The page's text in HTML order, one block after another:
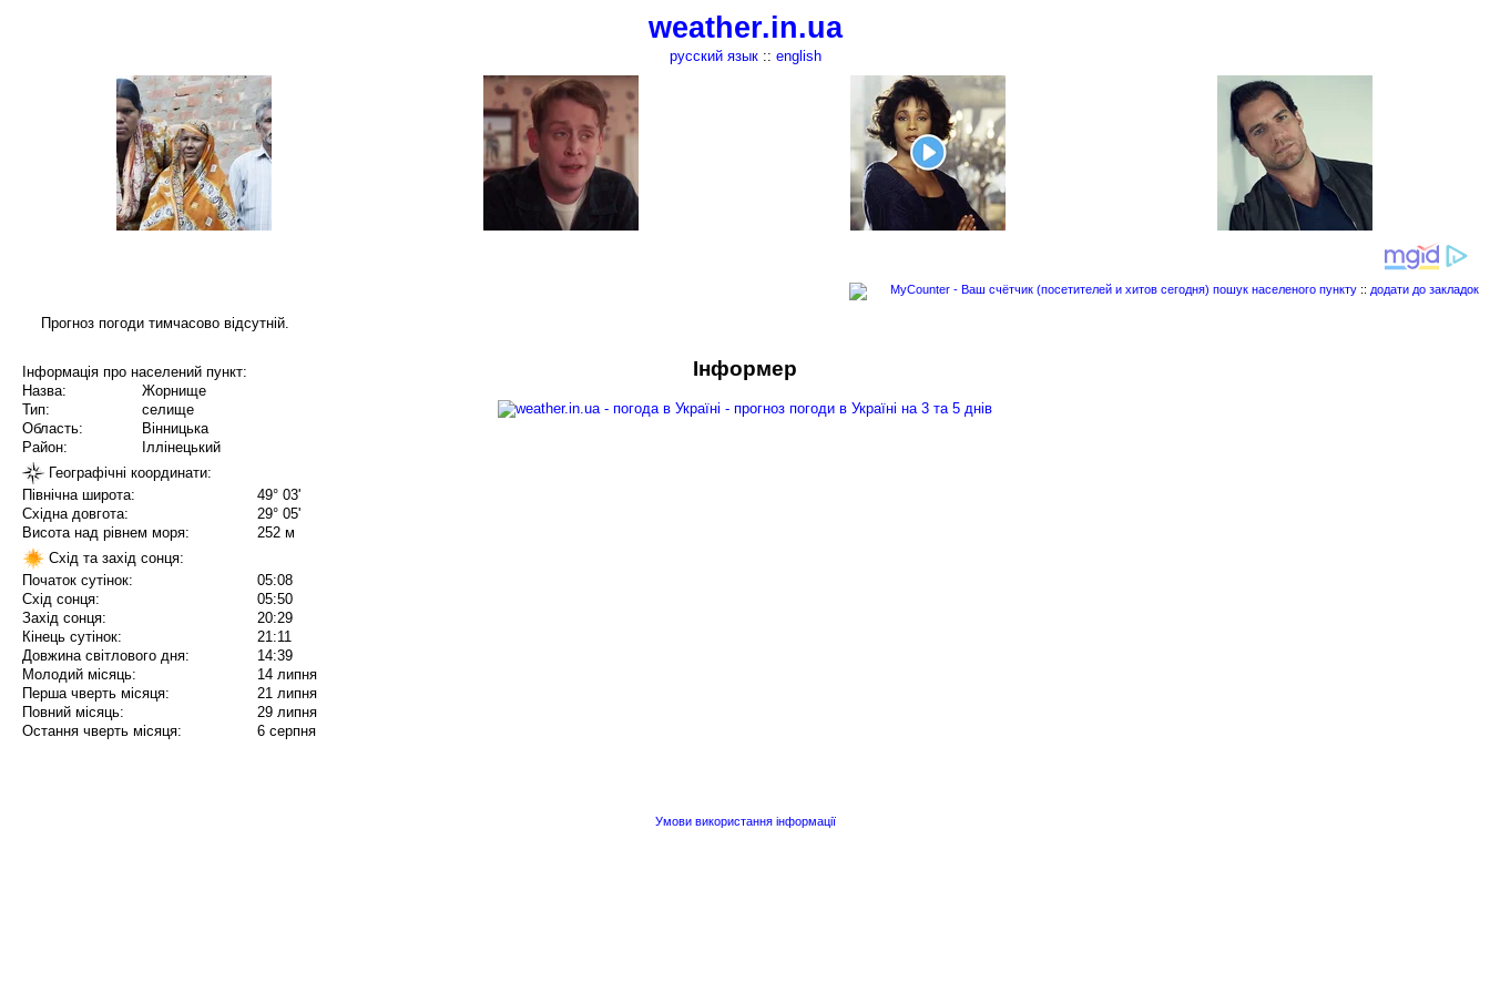
weather.in.ua
русский язык:: english
пошук населеного пункту :: додати до закладок
Прогноз погоди тимчасово відсутній.
Інформація про населений пункт:
Назва:
Жорнище
Тип:
селище
Область:
Вінницька
Район:
Іллінецький
Географічні координати:
Північна широта:
49° 03'
Східна довгота:
29° 05'
Висота над рівнем моря:
252 м
Схід та захід сонця:
Початок сутінок:
05:08
Схід сонця:
05:50
Захід сонця:
20:29
Кінець сутінок:
21:11
Довжина світлового дня:
14:39
Молодий місяць:
14 липня
Перша чверть місяця:
21 липня
Повний місяць:
29 липня
Остання чверть місяця:
6 серпня
Інформер
Умови використання інформації